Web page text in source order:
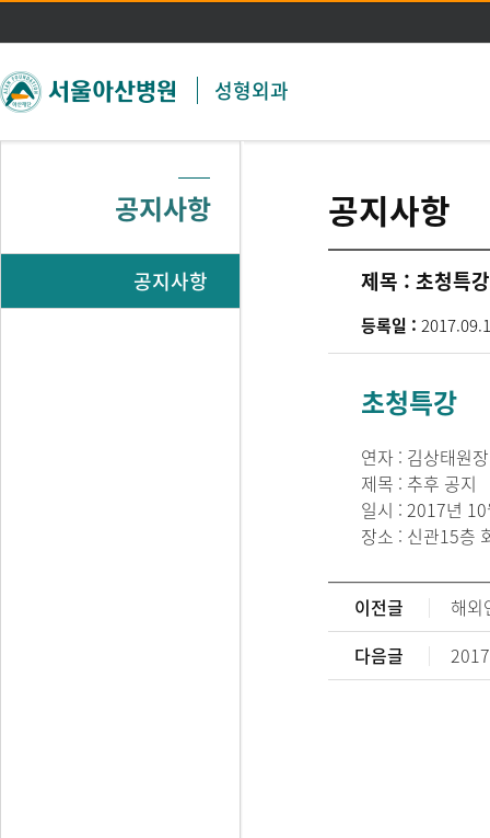
주메뉴 바로가기
본문 바로가기
성형외과
공지사항
공지사항
공지사항
제목 : 초청특
등록일 :
초청특강
연자 : 김상태원
제목 : 추후 공지
일시 : 2017년
장소 : 신관15층
이전글
해외
다음글